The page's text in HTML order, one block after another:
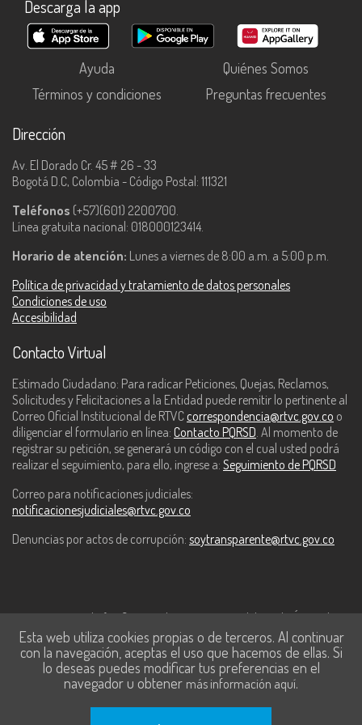
Descarga la app
Ayuda
Quiénes Somos
Términos y condiciones
Preguntas frecuentes
Dirección
Av. El Dorado Cr. 45 # 26 - 33
Bogotá D.C, Colombia - Código Postal: 111321
Teléfonos (+57)(601) 2200700.
Línea gratuita nacional: 018000123414.
Horario de atención: Lunes a viernes de 8:00 a.m. a 5:00 p.m.
Política de privacidad y tratamiento de datos personales
Condiciones de uso
Accesibilidad
Contacto Virtual
Estimado Ciudadano: Para radicar Peticiones, Quejas, Reclamos,
Solicitudes y Felicitaciones a la Entidad puede remitir lo pertinente al
Correo Oficial Institucional de RTVC correspondencia@rtvc.gov.co o
diligenciar el formulario en línea: Contacto PQRSD. Al momento de
registrar su petición, se generará un código con el cual usted podrá
realizar el seguimiento, para ello, ingrese a: Seguimiento de PQRSD
Correo para notificaciones judiciales:
notificacionesjudiciales@rtvc.gov.co
Denuncias por actos de corrupción: soytransparente@rtvc.gov.co
Este contenido fue financiado con recursos del Fondo Único de
Tecnologías de la Información y las Comunicaciones de MinTic.
Esta web utiliza cookies propias o de terceros. Al continuar
con la navegación, aceptas el uso que hacemos de ellas. Si
lo deseas puedes modificar tus preferencias en el
navegador u obtener más información aquí.